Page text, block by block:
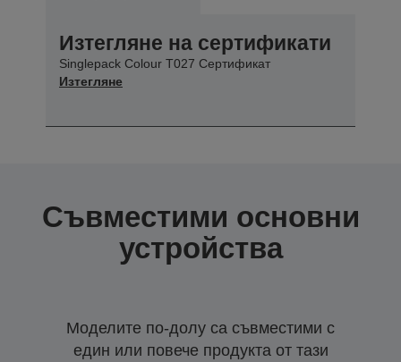
Изтегляне на сертификати
Singlepack Colour T027 Сертификат
Изтегляне
Съвместими основни
устройства
Моделите по-долу са съвместими с
един или повече продукта от тази